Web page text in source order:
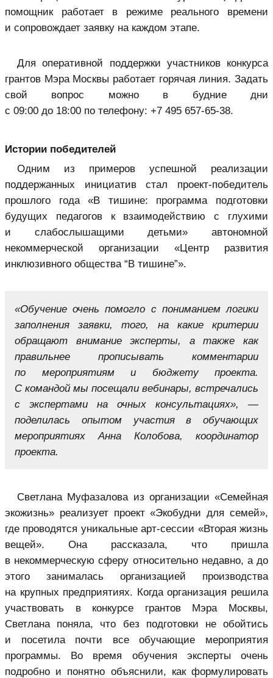
помощник работает в режиме реального времени
и сопровождает заявку на каждом этапе.
Для оперативной поддержки участников конкурса
грантов Мэра Москвы работает горячая линия. Задать
свой вопрос можно в будние дни
с 09:00 до 18:00 по телефону: +7 495 657⁠-65⁠-38.
Истории победителей
Одним из примеров успешной реализации
поддержанных инициатив стал проект-победитель
прошлого года «В тишине: программа подготовки
будущих педагогов к взаимодействию с глухими
и слабослышащими детьми» автономной
некоммерческой организации «Центр развития
инклюзивного общества “В тишине”».
«Обучение очень помогло с пониманием логики
заполнения заявки, того, на какие критерии
обращают внимание эксперты, а также как
правильнее прописывать комментарии
по мероприятиям и бюджету проекта.
С командой мы посещали вебинары, встречались
с экспертами на очных консультациях», —
поделилась опытом участия в обучающих
мероприятиях Анна Колобова, координатор
проекта.
Светлана Муфазалова из организации «Семейная
экожизнь» реализует проект «Экобудни для семей»,
где проводятся уникальные арт-сессии «Вторая жизнь
вещей». Она рассказала, что пришла
в некоммерческую сферу относительно недавно, а до
этого занималась организацией производства
на крупных предприятиях. Когда организация решила
участвовать в конкурсе грантов Мэра Москвы,
Светлана поняла, что без подготовки не обойтись
и посетила почти все обучающие мероприятия
программы. Во время обучения эксперты очень
подробно и понятно объяснили, как формулировать